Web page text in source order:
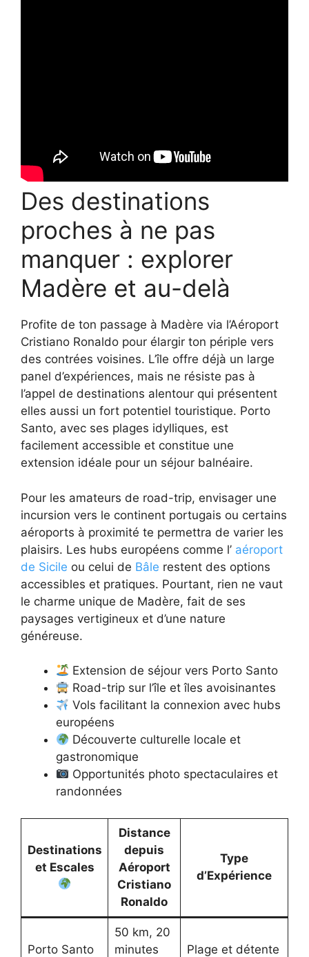
Des destinations
proches à ne pas
manquer : explorer
Madère et au-delà
Profite de ton passage à Madère via l’Aéroport
Cristiano Ronaldo pour élargir ton périple vers
des contrées voisines. L’île offre déjà un large
panel d’expériences, mais ne résiste pas à
l’appel de destinations alentour qui présentent
elles aussi un fort potentiel touristique. Porto
Santo, avec ses plages idylliques, est
facilement accessible et constitue une
extension idéale pour un séjour balnéaire.
Pour les amateurs de road-trip, envisager une
incursion vers le continent portugais ou certains
aéroports à proximité te permettra de varier les
plaisirs. Les hubs européens comme l’ aéroport
de Sicile ou celui de Bâle restent des options
accessibles et pratiques. Pourtant, rien ne vaut
le charme unique de Madère, fait de ses
paysages vertigineux et d’une nature
généreuse.
Extension de séjour vers Porto Santo
Road-trip sur l’île et îles avoisinantes
Vols facilitant la connexion avec hubs
européens
Découverte culturelle locale et
gastronomique
Opportunités photo spectaculaires et
randonnées
Destinations
et Escales
Distance
depuis
Aéroport
Cristiano
Ronaldo
Type
d’Expérience
Porto Santo
50 km, 20
minutes
Plage et détente